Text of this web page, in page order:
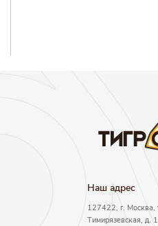
Наш адрec
127422, г. Москва,
Тимирязевская, д.